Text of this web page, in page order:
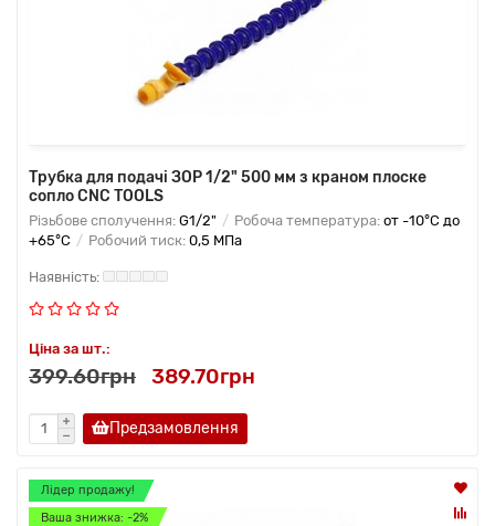
Трубка для подачі ЗОР 1/2" 500 мм з краном плоске
сопло CNC TOOLS
Різьбове сполучення: G1/2" Робоча температура: от -10°C до
+65°C
Робочий тиск: 0,5 МПа
Ціна за шт.:
399.60грн 389.70грн
Предзамовлення
Лідер продажу!
Ваша знижка: -2%